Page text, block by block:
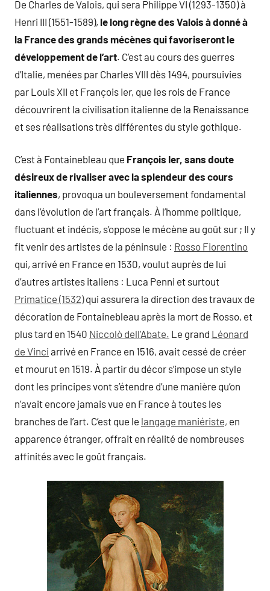
De Charles de Valois, qui sera Philippe VI (1293-1350) à
Henri III (1551-1589), le long règne des Valois à donné à
la France des grands mécènes qui favoriseront le
développement de l’art. C’est au cours des guerres
d’Italie, menées par Charles VIII dès 1494, poursuivies
par Louis XII et François Ier, que les rois de France
découvrirent la civilisation italienne de la Renaissance
et ses réalisations très différentes du style gothique.
C’est à Fontainebleau que François Ier, sans doute
désireux de rivaliser avec la splendeur des cours
italiennes, provoqua un bouleversement fondamental
dans l’évolution de l’art français. À l’homme politique,
fluctuant et indécis, s’oppose le mécène au goût sur ; Il y
fit venir des artistes de la péninsule : Rosso Fiorentino
qui, arrivé en France en 1530, voulut auprès de lui
d’autres artistes italiens : Luca Penni et surtout
Primatice (1532)qui assurera la direction des travaux de
décoration de Fontainebleau après la mort de Rosso, et
plus tard en 1540 Niccolò dell’Abate. Le grand Léonard
de Vinci arrivé en France en 1516, avait cessé de créer
et mourut en 1519. À partir du décor s’impose un style
dont les principes vont s’étendre d’une manière qu’on
n’avait encore jamais vue en France à toutes les
branches de l’art. C’est que le langage maniériste, en
apparence étranger, offrait en réalité de nombreuses
affinités avec le goût français.